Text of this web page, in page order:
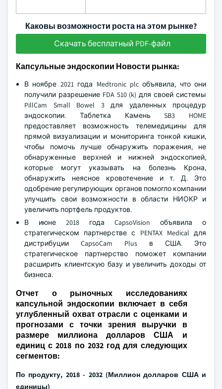
Каковы возможности роста на этом рынке?
Скачать бесплатный PDF-файл
Капсульные эндоскопии Новости рынка:
В ноябре 2021 года Medtronic plc объявила, что они
получили разрешение FDA 510 (k) для своей системы
PillCam Small Bowel 3 для удаленных процедур
эндоскопии. Таблетка Камень SB3 HOME
предоставляет возможность телемедицины для
прямой визуализации и мониторинга тонкой кишки,
чтобы помочь лучше обнаружить поражения, не
обнаруженные верхней и нижней эндоскопией,
которые могут указывать на болезнь Крона,
обнаружить неясное кровотечение и т. Д. Это
одобрение регулирующих органов помогло компании
улучшить свои возможности в области НИОКР и
увеличить портфель продуктов.
В июне 2018 года CapsoVision объявила о
стратегическом партнерстве с PENTAX Medical для
дистрибуции CapsoCam Plus в США. Это
стратегическое партнерство поможет компании
расширить клиентскую базу и увеличить доходы от
бизнеса.
Отчет о рыночных исследованиях
капсульной эндоскопии включает в себя
углубленный охват отрасли с оценками и
прогнозами с точки зрения выручки в
размере миллиона долларов США и
единиц с 2018 по 2032 год для следующих
сегментов:
По продукту, 2018 - 2032 (Миллион долларов США и
единицы)